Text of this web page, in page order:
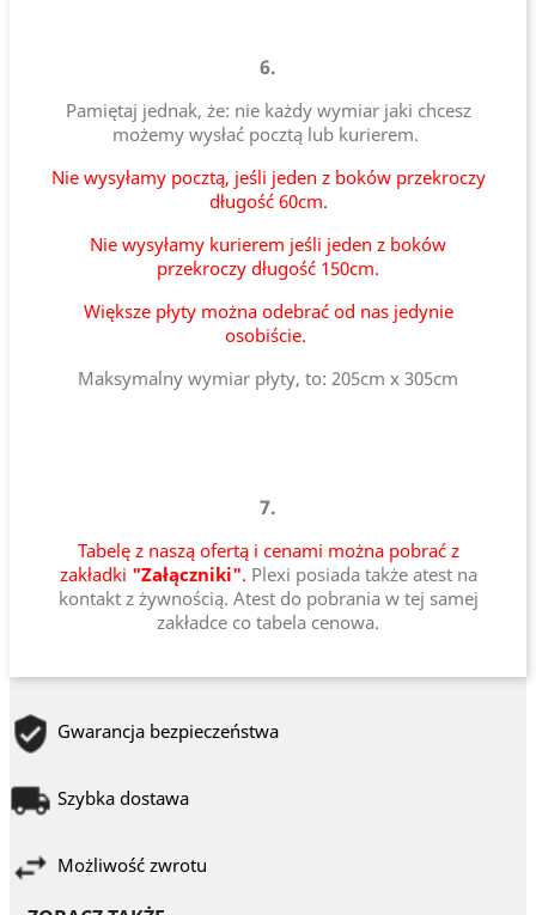
6.
Pamiętaj jednak, że: nie każdy wymiar jaki chcesz
możemy wysłać pocztą lub kurierem.
Nie wysyłamy pocztą, jeśli jeden z boków przekroczy
długość 60cm.
Nie wysyłamy kurierem jeśli jeden z boków
przekroczy długość 150cm.
Większe płyty można odebrać od nas jedynie
osobiście.
Maksymalny wymiar płyty, to: 205cm x 305cm
7.
Tabelę z naszą ofertą i cenami można pobrać z
zakładki "Załączniki". Plexi posiada także atest na
kontakt z żywnością. Atest do pobrania w tej samej
zakładce co tabela cenowa.
Gwarancja bezpieczeństwa
Szybka dostawa
Możliwość zwrotu